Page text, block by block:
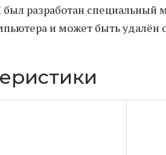
разработан специальный
и может быть удалён